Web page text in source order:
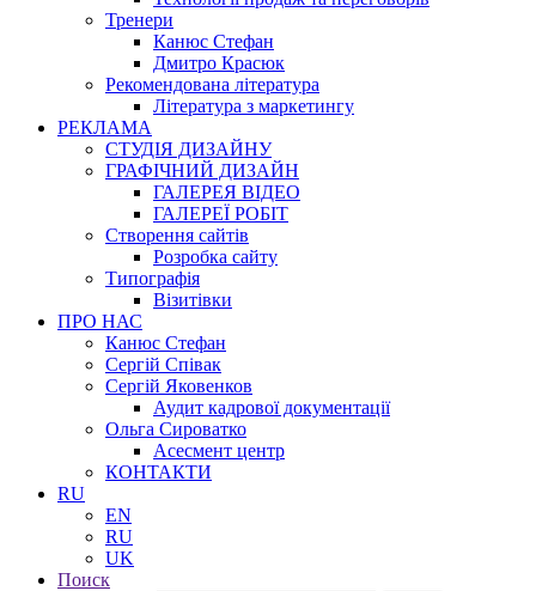
Тренери
Канюс Стефан
Дмитро Красюк
Рекомендована література
Література з маркетингу
РЕКЛАМА
СТУДІЯ ДИЗАЙНУ
ГРАФІЧНИЙ ДИЗАЙН
ГАЛЕРЕЯ ВІДЕО
ГАЛЕРЕЇ РОБІТ
Створення сайтів
Розробка сайту
Типографія
Візитівки
ПРО НАС
Канюс Стефан
Сергій Співак
Сергій Яковенков
Аудит кадрової документації
Ольга Сироватко
Асесмент центр
КОНТАКТИ
RU
EN
RU
UK
Поиск